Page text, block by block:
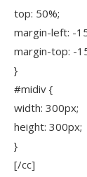
top: 50%;
margin-left: -
margin-top: -
}
#midiv {
width: 300px;
height: 300px;
}
[/cc]